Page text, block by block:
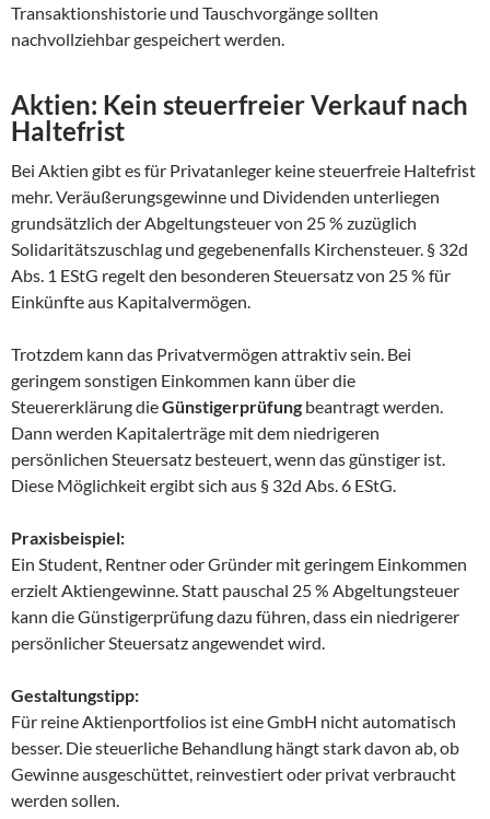
Transaktionshistorie und Tauschvorgänge sollten
nachvollziehbar gespeichert werden.
Aktien: Kein steuerfreier Verkauf nach
Haltefrist
Bei Aktien gibt es für Privatanleger keine steuerfreie Haltefrist
mehr. Veräußerungsgewinne und Dividenden unterliegen
grundsätzlich der Abgeltungsteuer von 25 % zuzüglich
Solidaritätszuschlag und gegebenenfalls Kirchensteuer. § 32d
Abs. 1 EStG regelt den besonderen Steuersatz von 25 % für
Einkünfte aus Kapitalvermögen.
Trotzdem kann das Privatvermögen attraktiv sein. Bei
geringem sonstigen Einkommen kann über die
Steuererklärung dieGünstigerprüfung beantragt werden.
Dann werden Kapitalerträge mit dem niedrigeren
persönlichen Steuersatz besteuert, wenn das günstiger ist.
Diese Möglichkeit ergibt sich aus § 32d Abs. 6 EStG.
Praxisbeispiel:
Ein Student, Rentner oder Gründer mit geringem Einkommen
erzielt Aktiengewinne. Statt pauschal 25 % Abgeltungsteuer
kann die Günstigerprüfung dazu führen, dass ein niedrigerer
persönlicher Steuersatz angewendet wird.
Gestaltungstipp:
Für reine Aktienportfolios ist eine GmbH nicht automatisch
besser. Die steuerliche Behandlung hängt stark davon ab, ob
Gewinne ausgeschüttet, reinvestiert oder privat verbraucht
werden sollen.